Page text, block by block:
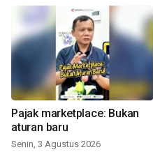
Pajak marketplace: Bukan
aturan baru
Senin, 3 Agustus 2026